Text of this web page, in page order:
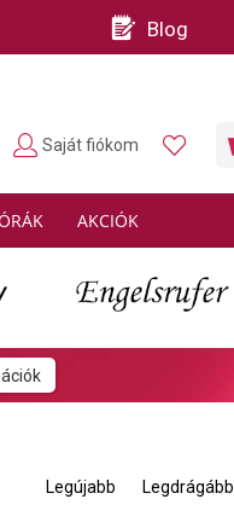
Blog
AKCIÓK
Saját fiókom
Legújabb Legdrágább